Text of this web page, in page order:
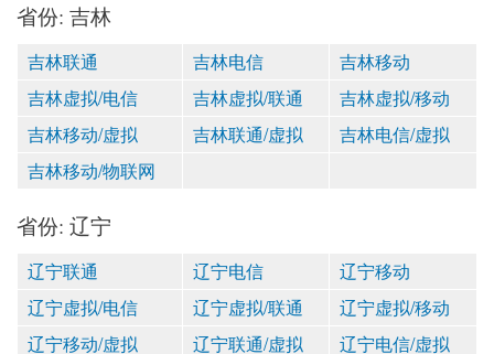
省份: 吉林
吉林联通 吉林电信
吉林移动
吉林虚拟/电信
吉林虚拟/联通
吉林虚拟/移动
吉林移动/虚拟
吉林联通/虚拟
吉林电信/虚拟
吉林移动/物联网
省份: 辽宁
辽宁联通 辽宁电信
辽宁移动
辽宁虚拟/电信
辽宁虚拟/联通
辽宁虚拟/移动
辽宁移动/虚拟
辽宁联通/虚拟 辽宁电信/虚拟